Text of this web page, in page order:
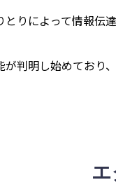
りによって情報伝
判明し始めており